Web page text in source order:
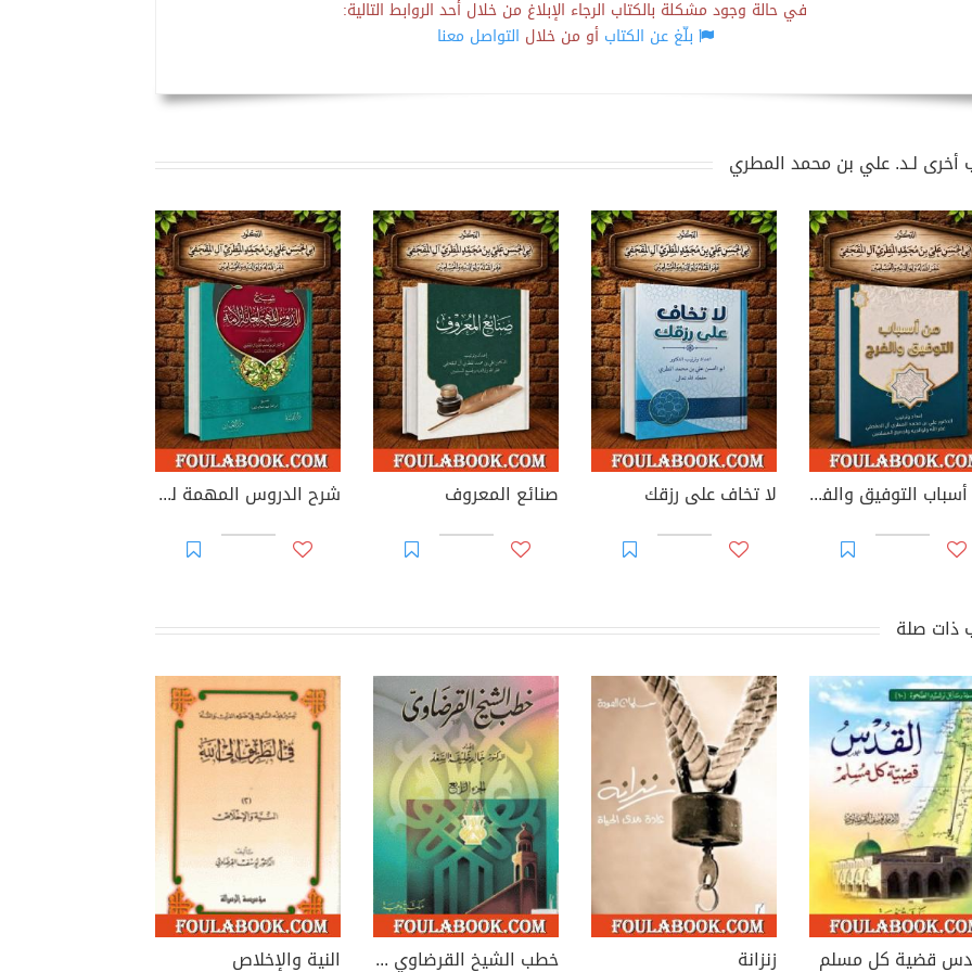
في حالة وجود مشكلة بالكتاب الرجاء الإبلاغ من خلال أحد الروابط التالية:
بلّغ عن الكتابأو من خلال التواصل معنا
أخرى لـد. علي بن محمد المطري
من أسباب التوفيق والفرج لا تخاف على رزقك صنائع المعروف شرح الدروس المهمة لعامة الأمة
ذات صلة
قضية كل مسلم زنزانة خطب الشيخ القرضاوي - الجزء الرابع النية والإخلاص